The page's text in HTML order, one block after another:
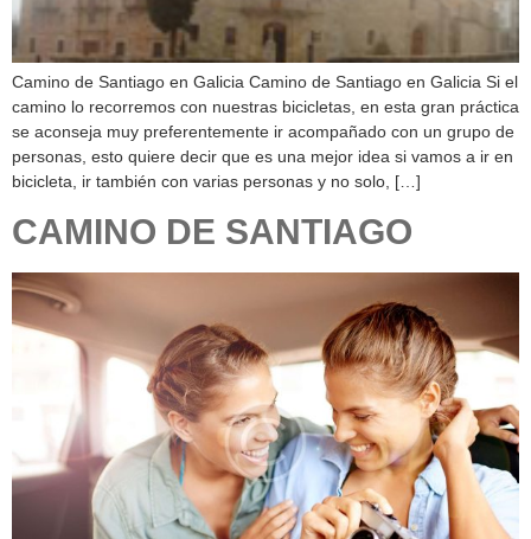
Camino de Santiago en Galicia Camino de Santiago en Galicia Si el
camino lo recorremos con nuestras bicicletas, en esta gran práctica
se aconseja muy preferentemente ir acompañado con un grupo de
personas, esto quiere decir que es una mejor idea si vamos a ir en
bicicleta, ir también con varias personas y no solo, […]
CAMINO DE SANTIAGO